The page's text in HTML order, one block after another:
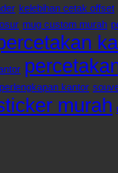
kelebihan cetak offset
mug custom murah
kantor
murah